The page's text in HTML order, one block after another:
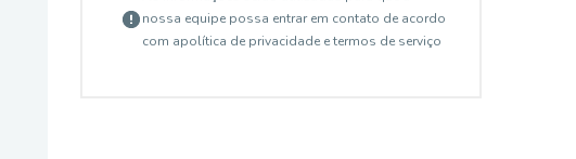
nossa equipe possa entrar em contato de acordo
com apolítica de privacidade e termos de serviço